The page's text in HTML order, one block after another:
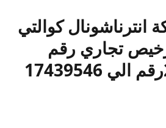
انترناشونال كوالتي
تجاري رقم